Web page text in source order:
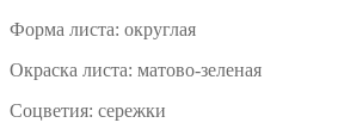
Форма листа: округлая
Окраска листа: матово-зеленая
Соцветия: сережки